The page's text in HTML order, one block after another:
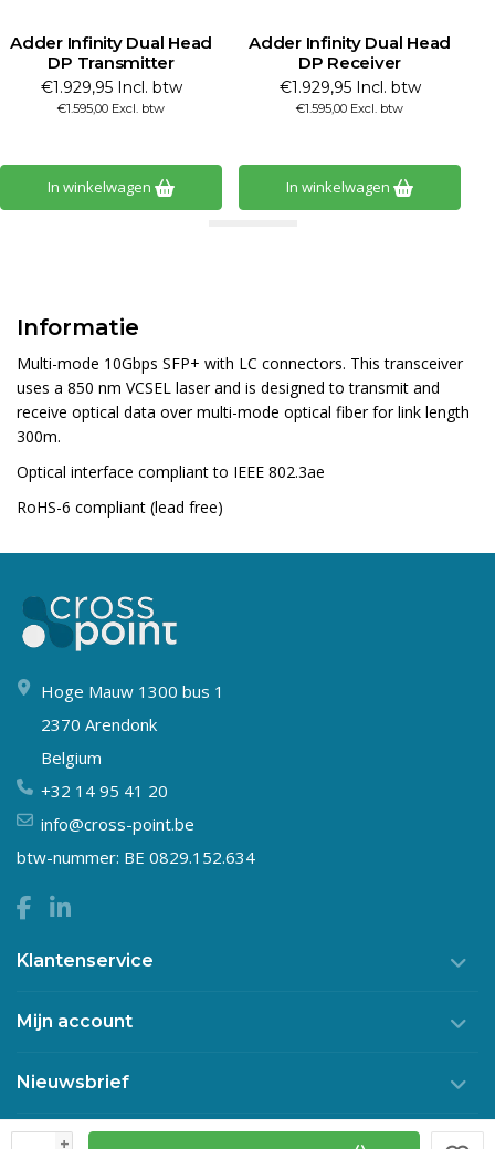
+
Adder Infinity Dual Head
DP Transmitter
€1.929,95 Incl. btw
€1.595,00 Excl. btw
In winkelwagen
Adder Infinity Dual Head
DP Receiver
€1.929,95 Incl. btw
€1.595,00 Excl. btw
In winkelwagen
Informatie
Multi-mode 10Gbps SFP+ with LC connectors. This transceiver
uses a 850 nm VCSEL laser and is designed to transmit and
receive optical data over multi-mode optical fiber for link length
300m.
Optical interface compliant to IEEE 802.3ae
RoHS-6 compliant (lead free)
Hoge Mauw 1300 bus 1
2370 Arendonk
Belgium
+32 14 95 41 20
info@cross-point.be
btw-nummer: BE 0829.152.634
Klantenservice
Mijn account
Nieuwsbrief